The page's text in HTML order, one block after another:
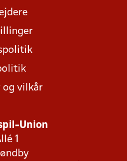
og vilkår
Union
1